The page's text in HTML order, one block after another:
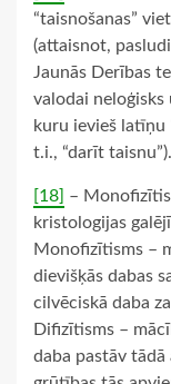
“taisnošanas”
(attaisnot,
Jaunās Derības
valodai neloģisks
kuru ievieš latīņu
t.i., “darīt taisnu”).
[18] –
kristologijas
Monofizītisms –
dievišķās dabas
cilvēciskā daba
Difizītisms –
daba pastāv